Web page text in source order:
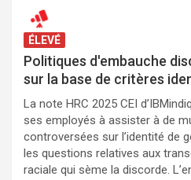
ÉLEVÉ
Politiques d'embauche
sur la base de critères
La note HRC 2025 CEI
ses employés à assister à de
controversées sur l’identité de
les questions relatives aux
raciale qui sème la discorde.